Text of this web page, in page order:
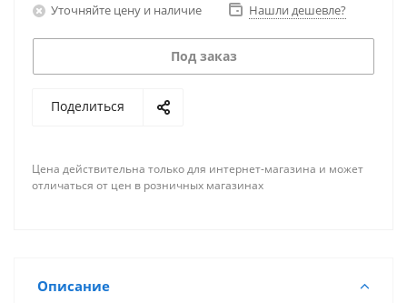
Уточняйте цену и наличие Нашли дешевле?
Под заказ
Поделиться
Цена действительна только для интернет-магазина и может
отличаться от цен в розничных магазинах
Описание